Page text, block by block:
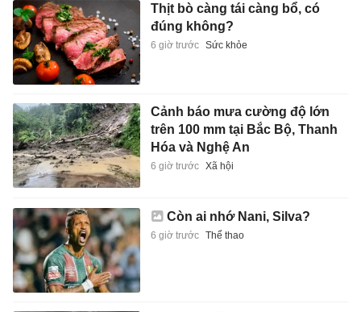
Thịt bò càng tái càng bổ, có
đúng không?
6 giờ trước Sức khỏe
Cảnh báo mưa cường độ lớn
trên 100 mm tại Bắc Bộ, Thanh
Hóa và Nghệ An
6 giờ trước Xã hội
Còn ai nhớ Nani, Silva?
6 giờ trước Thể thao